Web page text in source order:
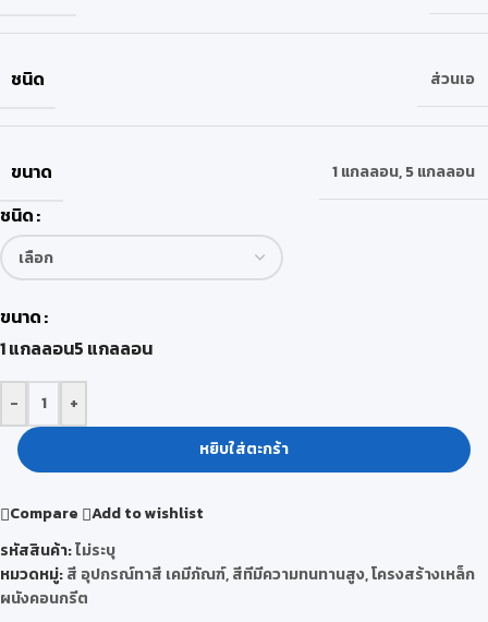
ชนิด ส่วนเอ
ขนาด 1 แกลลอน,5 แกลลอน
ชนิด
ขนาด
1 แกลลอน5 แกลลอน
-
+
หยิบใส่ตะกร้า
Compare
Add to wishlist
รหัสสินค้า:ไม่ระบุ
หมวดหมู่:สี อุปกรณ์ทาสี เคมีภัณฑ์,สีทีมีความทนทานสูง,โครงสร้างเหล็ก
ผนังคอนกรีต